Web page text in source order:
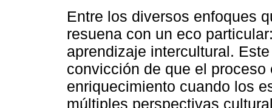
Entre los diversos enfoques
resuena con un eco
aprendizaje intercultural.
convicción de que el
enriquecimiento cuando los
múltiples perspectivas